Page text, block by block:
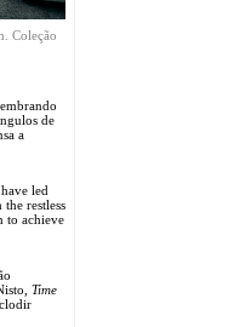
Coleção
de
a
led
restless
to achieve
Time